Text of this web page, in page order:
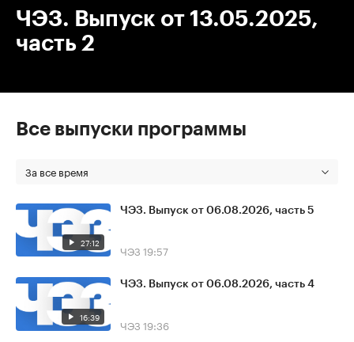
ЧЭЗ. Выпуск от 13.05.2025,
часть 2
Все выпуски программы
За все время
27:12
ЧЭЗ. Выпуск от 06.08.2026, часть 5
ЧЭЗ 19:57
16:39
ЧЭЗ. Выпуск от 06.08.2026, часть 4
ЧЭЗ 19:36